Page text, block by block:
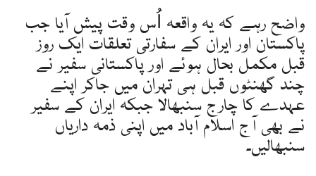
واضح رہے کہ یہ واقعہ اُس وقت پیش آیا جب
پاکستان اور ایران کے سفارتی تعلقات ایک روز
قبل مکمل بحال ہوئے اور پاکستانی سفیر نے
چند گھنٹوں قبل ہی تہران میں جاکر اپنے
عہدے کا چارج سنبھالا جبکہ ایران کے سفیر
نے بھی آج اسلام آباد میں اپنی ذمہ داریاں
سنبھالیں۔